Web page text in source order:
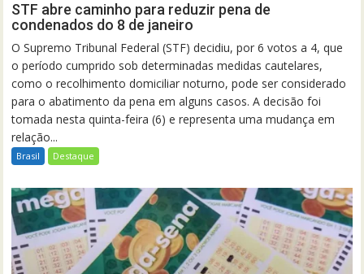
STF abre caminho para reduzir pena de
condenados do 8 de janeiro
O Supremo Tribunal Federal (STF) decidiu, por 6 votos a 4, que
o período cumprido sob determinadas medidas cautelares,
como o recolhimento domiciliar noturno, pode ser considerado
para o abatimento da pena em alguns casos. A decisão foi
tomada nesta quinta-feira (6) e representa uma mudança em
relação...
Brasil Destaque